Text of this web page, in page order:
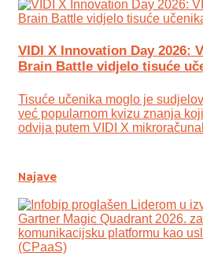
VIDI X Innovation Day 2026:
Brain Battle vidjelo tisuće
Tisuće učenika moglo je
već popularnom kvizu znanja
odvija putem VIDI X
Najave